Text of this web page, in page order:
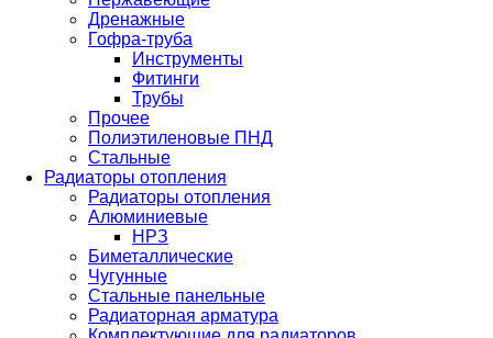
Дренажные
Гофра-труба
Инструменты
Фитинги
Трубы
Прочее
Полиэтиленовые ПНД
Стальные
Радиаторы отопления
Радиаторы отопления
Алюминиевые
НРЗ
Биметаллические
Чугунные
Стальные панельные
Радиаторная арматура